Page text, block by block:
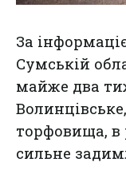
За
Сумській
майже два
торфовища, в
сильне